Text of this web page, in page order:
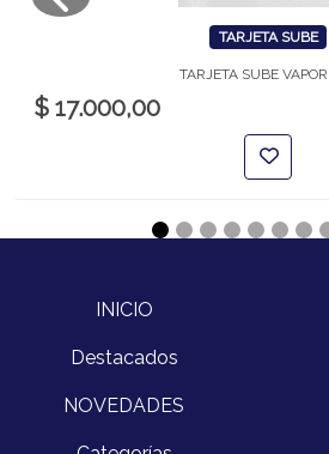
TARJETA SUBE
TARJETA SUBE
$ 17.000,00
INICIO
Destacados
NOVEDADES